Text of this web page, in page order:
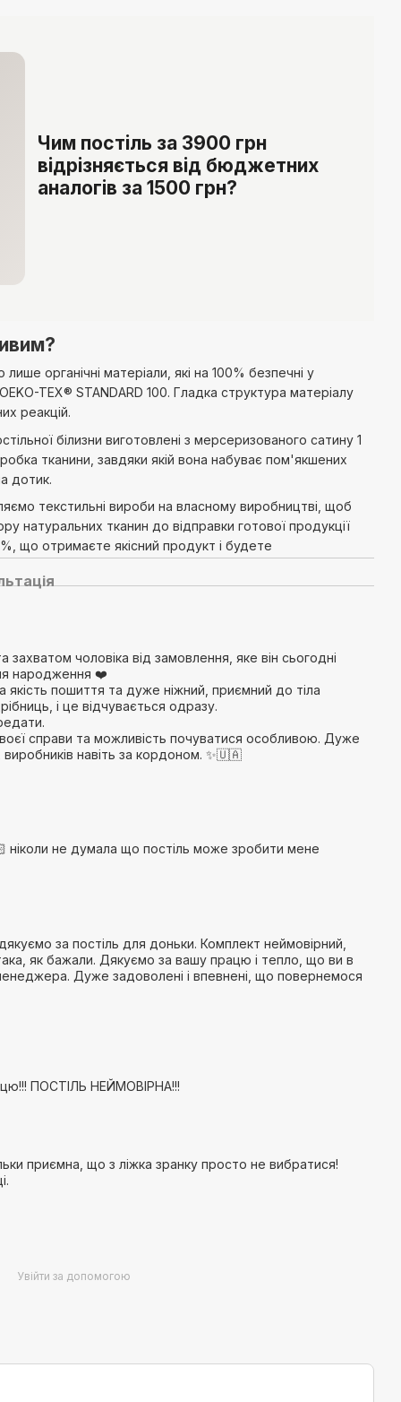
Чим постіль за 3900 грн
відрізняється від бюджетних
аналогів за 1500 грн?
органічні матеріали, які на 100% безпечні у
TEX® STANDARD 100. Гладка структура матеріалу
реакцій.
білизни виготовлені з мерсеризованого сатину 1
тканини, завдяки якій вона набуває пом'якшених
дотик.
текстильні вироби на власному виробництві, щоб
натуральних тканин до відправки готової продукції
що отримаєте якісний продукт і будете
чоловіка від замовлення, яке він сьогодні
народження ❤️
пошиття та дуже ніжний, приємний до тіла
і це відчувається одразу.
справи та можливість почуватися особливою. Дуже
виробників навіть за кордоном. ✨🇺🇦
ніколи не думала що постіль може зробити мене
за постіль для доньки. Комплект неймовірний,
як бажали. Дякуємо за вашу працю і тепло, що ви в
Дуже задоволені і впевнені, що повернемося
ПОСТІЛЬ НЕЙМОВІРНА!!!
приємна, що з ліжка зранку просто не вибратися!
Увійти за допомогою